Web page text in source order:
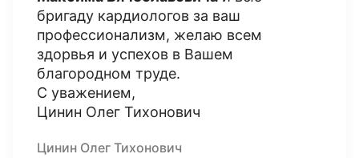
бригаду кардиологов за ваш
профессионализм, желаю всем
здорвья и успехов в Вашем
благородном труде.
С уважением,
Цинин Олег Тихонович
Цинин Олег Тихонович